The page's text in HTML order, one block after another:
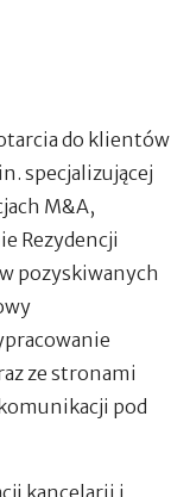
do klientów
specjalizującej
M&A,
Rezydencji
pozyskiwanych
ze stronami
pod
kancelarii i